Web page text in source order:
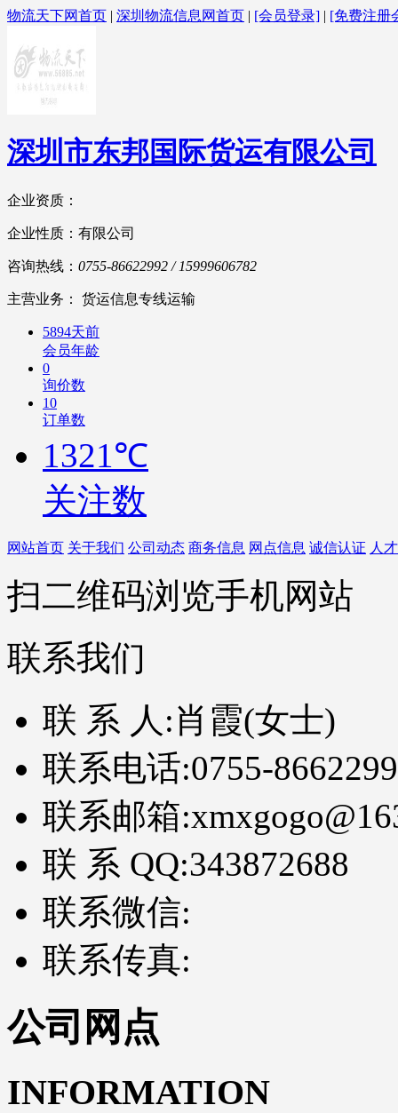
物流天下网首页 | 深圳物流信息网首页 | [会员登录] | [免费注册
深圳市东邦国际货运有限公司
企业资质：
企业性质：有限公司
咨询热线： 0755-86622992 / 15999606782
主营业务： 货运信息专线运输
5894天前
会员年龄
0
询价数
10
订单数
1321℃
关注数
网站首页 关于我们 公司动态 商务信息 网点信息 诚信认证 人
扫二维码浏览手机网站
联系我们
联 系 人:肖霞(女士)
联系电话:0755-
联系邮箱:
联 系 QQ:343872688
联系微信:
联系传真:
公司网点
INFORMATION